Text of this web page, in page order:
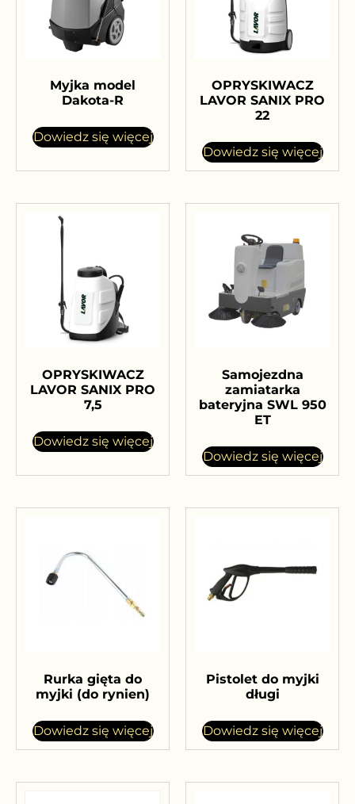
Myjka model
Dakota-R
Dowiedz się więcej
OPRYSKIWACZ
LAVOR SANIX PRO
22
Dowiedz się więcej
OPRYSKIWACZ
LAVOR SANIX PRO
7,5
Dowiedz się więcej
Samojezdna
zamiatarka
bateryjna SWL 950
ET
Dowiedz się więcej
Rurka gięta do
myjki (do rynien)
Dowiedz się więcej
Pistolet do myjki
długi
Dowiedz się więcej